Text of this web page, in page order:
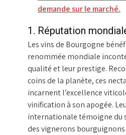
demande sur le marché.
1. Réputation
Les vins de Bourgogne
renommée mondiale
qualité et leur prestige.
coins de la planète, ces
incarnent l’excellence
vinification à son apogée.
internationale témoigne du
des vignerons